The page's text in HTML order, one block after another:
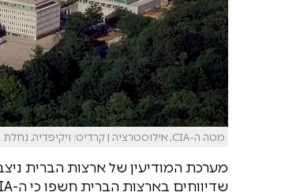
מטה ה-CIA, אילוסטרציה | קרדיט: ויקיפדיה, נחלת הכלל
מערכת המודיעין של ארצות הברית